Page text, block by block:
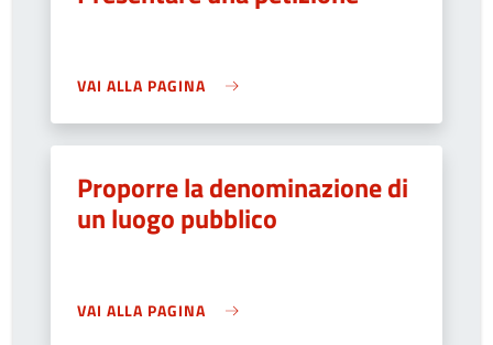
VAI ALLA PAGINA
Proporre la denominazione di
un luogo pubblico
VAI ALLA PAGINA